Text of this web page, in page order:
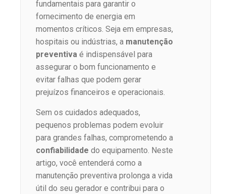
fundamentais para garantir o
fornecimento de energia em
momentos críticos. Seja em empresas,
hospitais ou indústrias, a manutenção
preventiva é indispensável para
assegurar o bom funcionamento e
evitar falhas que podem gerar
prejuízos financeiros e operacionais.
Sem os cuidados adequados,
pequenos problemas podem evoluir
para grandes falhas, comprometendo a
confiabilidade do equipamento. Neste
artigo, você entenderá como a
manutenção preventiva prolonga a vida
útil do seu gerador e contribui para o